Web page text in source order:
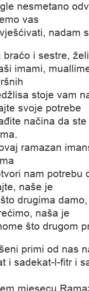
nesmetano
vas
nadam
braćo i sestre,
imami,
stoje vam
svoje potrebe
načina da
ramazan
nam potrebu
naše je
drugima
naša je
što drugom
primi od nas
i sadekat-l-fitr i
mjesecu